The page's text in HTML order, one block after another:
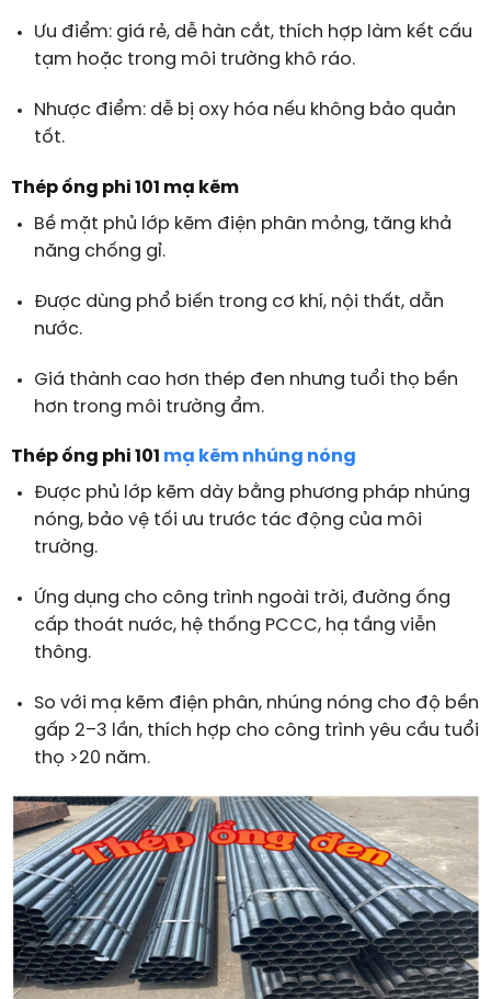
Ưu điểm: giá rẻ, dễ hàn cắt, thích hợp làm kết cấu
tạm hoặc trong môi trường khô ráo.
Nhược điểm: dễ bị oxy hóa nếu không bảo quản
tốt.
Thép ống phi 101 mạ kẽm
Bề mặt phủ lớp kẽm điện phân mỏng, tăng khả
năng chống gỉ.
Được dùng phổ biến trong cơ khí, nội thất, dẫn
nước.
Giá thành cao hơn thép đen nhưng tuổi thọ bền
hơn trong môi trường ẩm.
Thép ống phi 101 mạ kẽm nhúng nóng
Được phủ lớp kẽm dày bằng phương pháp nhúng
nóng, bảo vệ tối ưu trước tác động của môi
trường.
Ứng dụng cho công trình ngoài trời, đường ống
cấp thoát nước, hệ thống PCCC, hạ tầng viễn
thông.
So với mạ kẽm điện phân, nhúng nóng cho độ bền
gấp 2–3 lần, thích hợp cho công trình yêu cầu tuổi
thọ >20 năm.